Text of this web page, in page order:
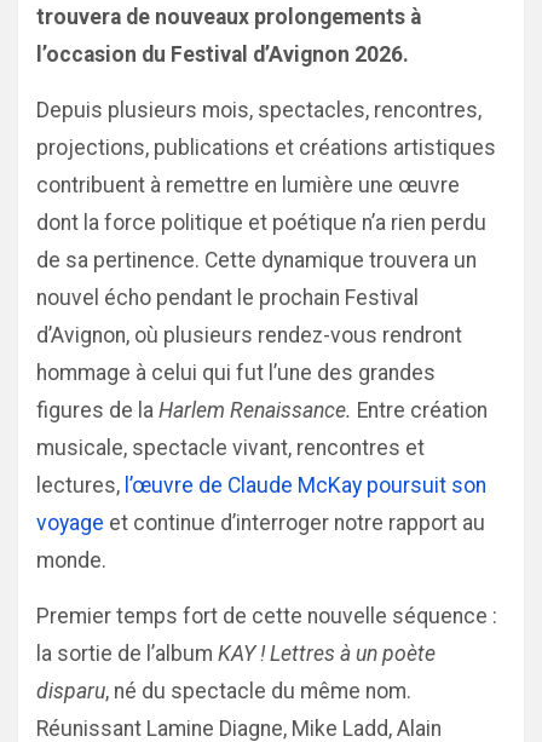
trouvera de nouveaux prolongements à
l’occasion du Festival d’Avignon 2026.
Depuis plusieurs mois, spectacles, rencontres,
projections, publications et créations artistiques
contribuent à remettre en lumière une œuvre
dont la force politique et poétique n’a rien perdu
de sa pertinence. Cette dynamique trouvera un
nouvel écho pendant le prochain Festival
d’Avignon, où plusieurs rendez-vous rendront
hommage à celui qui fut l’une des grandes
figures de la Harlem Renaissance. Entre création
musicale, spectacle vivant, rencontres et
lectures, l’œuvre de Claude McKay poursuit son
voyage et continue d’interroger notre rapport au
monde.
Premier temps fort de cette nouvelle séquence :
la sortie de l’album KAY ! Lettres à un poète
disparu, né du spectacle du même nom.
Réunissant Lamine Diagne, Mike Ladd, Alain